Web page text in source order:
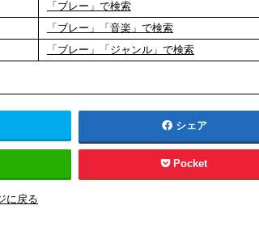
「ブレー」で検索
「ブレー」「音楽」で検索
「ブレー」「ジャンル」で検索
シェア
Pocket
に戻る